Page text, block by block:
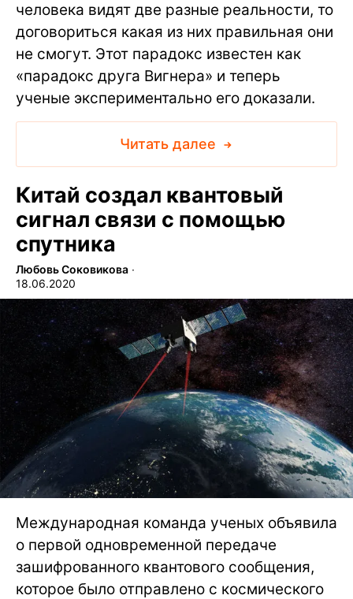
человека видят две разные реальности, то
договориться какая из них правильная они
не смогут. Этот парадокс известен как
«парадокс друга Вигнера» и теперь
ученые экспериментально его доказали.
Читать далее
Китай создал квантовый
сигнал связи с помощью
спутника
Любовь Соковикова ∙
18.06.2020
Международная команда ученых объявила
о первой одновременной передаче
зашифрованного квантового сообщения,
которое было отправлено с космического